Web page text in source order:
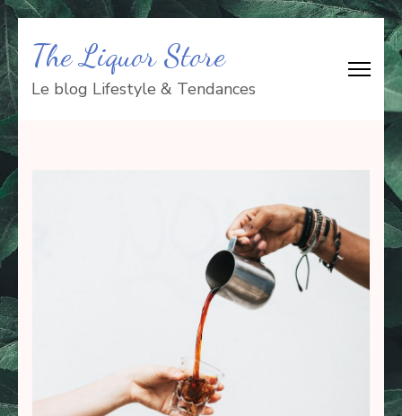
Aller
au
contenu
(Pressez
Entrée)
The Liquor Store
Le blog Lifestyle & Tendances